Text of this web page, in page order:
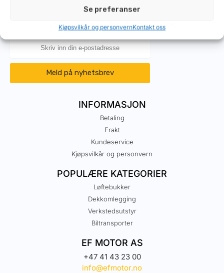
Se preferanser
Kjøpsvilkår og personvernKontakt oss
informasjon om tilbud, nyheter, og
praktiske tips og råd til ditt verksted.
Meld på nyhetsbrev
INFORMASJON
Betaling
Frakt
Kundeservice
Kjøpsvilkår og personvern
POPULÆRE KATEGORIER
Løftebukker
Dekkomlegging
Verkstedsutstyr
Biltransporter
EF MOTOR AS
+47 41 43 23 00
info@efmotor.no